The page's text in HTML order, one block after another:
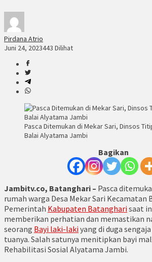
Pirdana Atrio
Juni 24, 2023443 Dilihat
Pasca Ditemukan di Mekar Sari, Dinsos
Balai Alyatama Jambi
Bagikan
Jambitv.co, Batanghari – Pasca
rumah warga Desa Mekar Sari Kecamatan
Pemerintah Kabupaten Batanghari saat
memberikan perhatian dan memastikan
seorang Bayi laki-laki yang di duga
tuanya. Salah satunya menitipkan bayi
Rehabilitasi Sosial Alyatama Jambi.